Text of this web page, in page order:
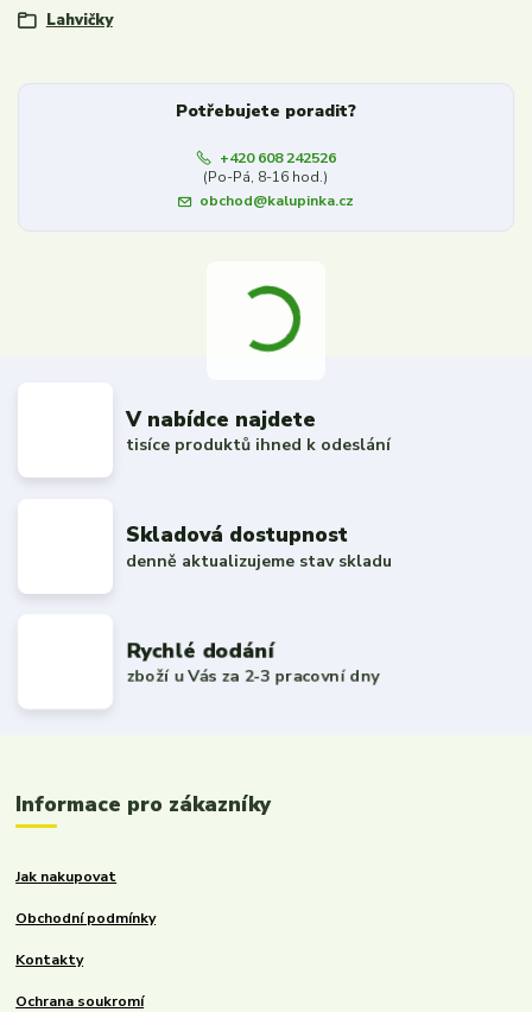
Lahvičky
Potřebujete poradit?
+420 608 242526
(Po-Pá, 8-16 hod.)
obchod@kalupinka.cz
V nabídce najdete
tisíce produktů ihned k odeslání
Skladová dostupnost
denně aktualizujeme stav skladu
Rychlé dodání
zboží u Vás za 2-3 pracovní dny
Informace pro zákazníky
Jak nakupovat
Obchodní podmínky
Kontakty
Ochrana soukromí